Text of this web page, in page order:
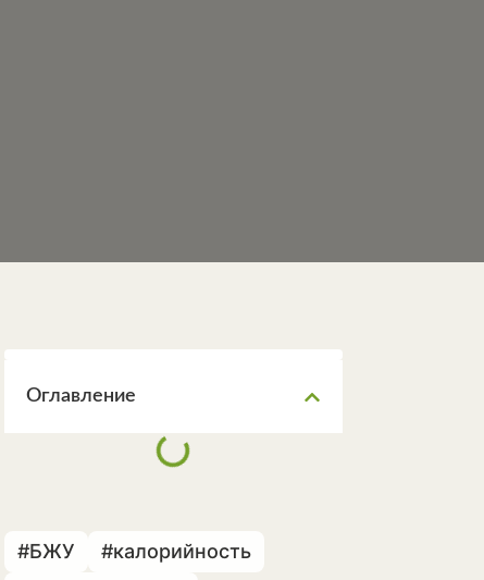
Оглавление
#БЖУ #калорийность